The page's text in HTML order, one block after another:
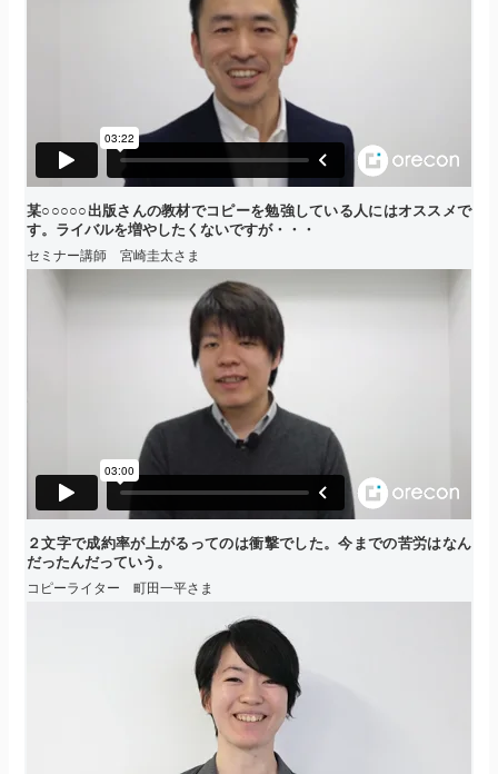
某○○○○○出版さんの教材でコピーを勉強している人にはオススメで
す。ライバルを増やしたくないですが・・・
セミナー講師 宮崎圭太さま
２文字で成約率が上がるってのは衝撃でした。今までの苦労はなん
だったんだっていう。
コピーライター 町田一平さま